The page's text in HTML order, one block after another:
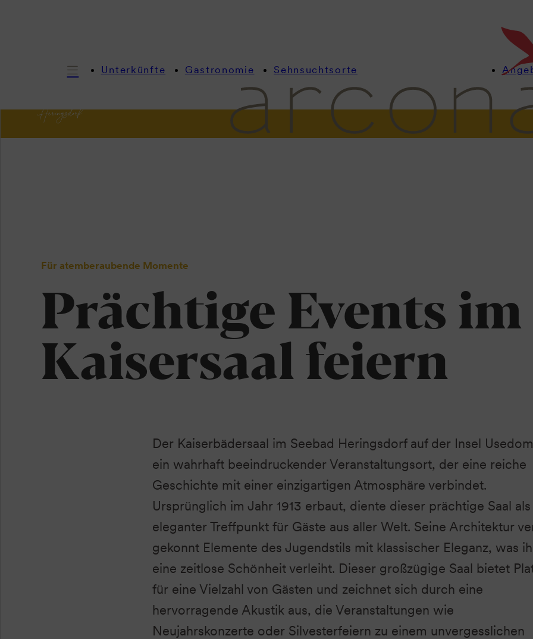
Unterkünfte Gastronomie Sehnsuchtsorte
Zimmer Angebote Wellness Feiern &
Imposant.
Für atemberaubende Momente
Prächtige Events im
Kaisersaal feiern
Der Kaiserbädersaal im Seebad Heringsdorf auf der Insel
ein wahrhaft beeindruckender Veranstaltungsort, der eine reiche
Geschichte mit einer einzigartigen Atmosphäre verbindet.
Ursprünglich im Jahr 1913 erbaut, diente dieser prächtige Saal als
eleganter Treffpunkt für Gäste aus aller Welt. Seine Architektur
gekonnt Elemente des Jugendstils mit klassischer Eleganz, was
eine zeitlose Schönheit verleiht. Dieser großzügige Saal bietet
für eine Vielzahl von Gästen und zeichnet sich durch eine
hervorragende Akustik aus, die Veranstaltungen wie
Neujahrskonzerte oder Silvesterfeiern zu einem unvergesslichen